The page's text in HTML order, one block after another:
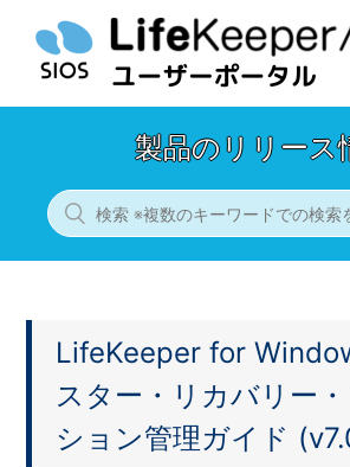
製品のリリース
LifeKeeper for
スター・リカバリー
ション管理ガイド